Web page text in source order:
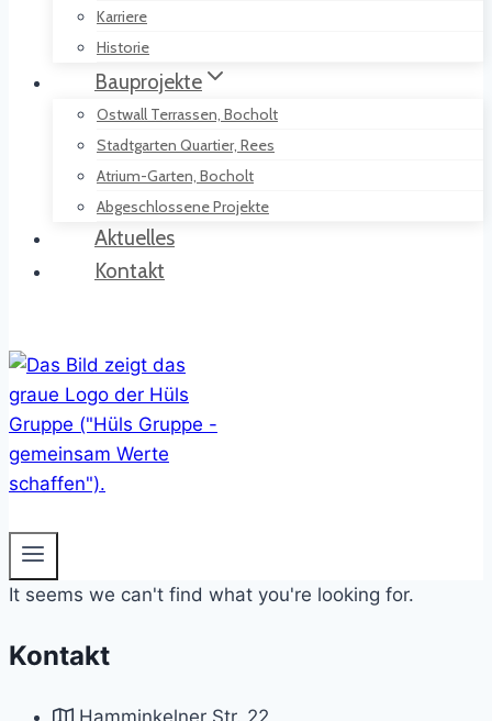
Karriere
Historie
Bauprojekte
Ostwall Terrassen, Bocholt
Stadtgarten Quartier, Rees
Atrium-Garten, Bocholt
Abgeschlossene Projekte
Aktuelles
Kontakt
It seems we can't find what you're looking for.
Kontakt